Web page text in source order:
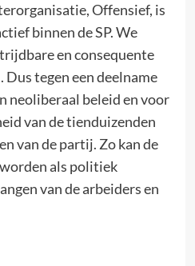
Offensief, is
binnen de SP. We
en consequente
tegen een deelname
neoliberaal beleid en voor
van de tienduizenden
van de partij. Zo kan de
als politiek
van de arbeiders en